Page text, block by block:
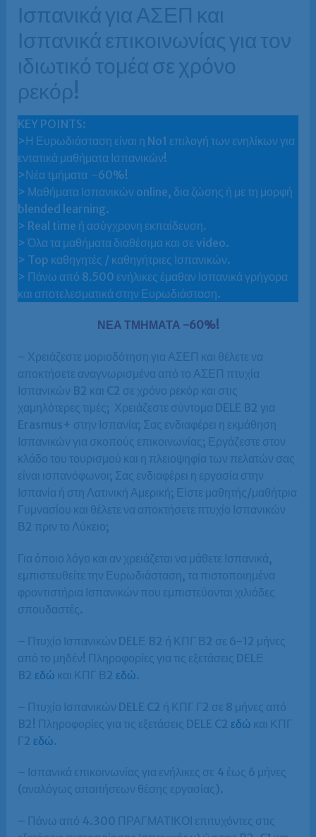
Ισπανικά για ΑΣΕΠ και
Ισπανικά επικοινωνίας για τον
ιδιωτικό τομέα σε χρόνο
ρεκόρ!
KEY POINTS:
>Η Ευρωδιάσταση είναι η No1 επιλογή των ενηλίκων για
εντατικά μαθήματα Ισπανικών!
>Νέα τμήματα -60%!
> Μαθήματα Ισπανικών online, δια ζώσης ή με τη μορφή
blended learning.
> Real time ή ασύγχρονη εκπαίδευση.
> Όλα τα μαθήματα διαθέσιμα και σε video.
> Top καθηγητές / καθηγήτριες Ισπανικών.
> Πάνω από 8.500 ενήλικες έμαθαν Ισπανικά γρήγορα
και αποτελεσματικά στην Ευρωδιάσταση.
ΝΕΑ ΤΜΗΜΑΤΑ -60%!
– Χρειάζεστε μοριοδότηση για ΑΣΕΠ και θέλετε να
αποκτήσετε αναγνωρισμένα από το ΑΣΕΠ πτυχία
Ισπανικών B2 και C2 σε χρόνο ρεκόρ και στις
χαμηλότερες τιμές; Χρειάζεστε σύντομα DELE B2 για
Erasmus+ στην Ισπανία; Σας ενδιαφέρει η εκμάθηση
Ισπανικών για σκοπούς επικοινωνίας; Εργάζεστε στον
κλάδο του τουρισμού και η πλειοψηφία των πελατών σας
είναι ισπανόφωνοι; Σας ενδιαφέρει η εργασία στην
Ισπανία ή στη Λατινική Αμερική; Είστε μαθητής/μαθήτρια
Γυμνασίου και θέλετε να αποκτήσετε πτυχίο Ισπανικών
Β2 πριν το Λύκειο;
Για όποιο λόγο και αν χρειάζεται να μάθετε Ισπανικά,
εμπιστευθείτε την Ευρωδιάσταση, τα πιστοποιημένα
φροντιστήρια Ισπανικών που εμπιστεύονται χιλιάδες
σπουδαστές.
– Πτυχίο Ισπανικών DELΕ B2 ή ΚΠΓ Β2 σε 6-12 μήνες
από το μηδέν! Πληροφορίες για τις εξετάσεις DELΕ
B2 εδώ και ΚΠΓ Β2 εδώ.
– Πτυχίο Ισπανικών DELE C2 ή ΚΠΓ Γ2 σε 8 μήνες από
B2! Πληροφορίες για τις εξετάσεις DELE C2 εδώ και ΚΠΓ
Γ2 εδώ.
– Ισπανικά επικοινωνίας για ενήλικες σε 4 έως 6 μήνες
(αναλόγως απαιτήσεων θέσης εργασίας).
– Πάνω από 4.300 ΠΡΑΓΜΑΤΙΚΟΙ επιτυχόντες στις